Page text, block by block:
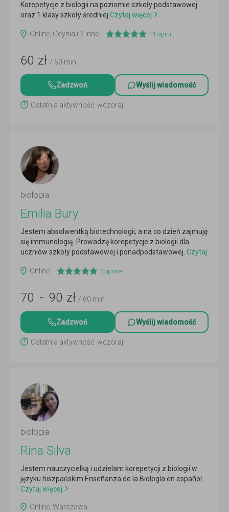
Korepetycje z biologii na poziomie szkoły podstawowej
oraz 1 klasy szkoły średniej Czytaj więcej
Online, Gdynia i 2 inne 11 opinii
60 zł / 60 min
Zadzwoń Wyślij wiadomość
Ostatnia aktywność: wczoraj
biologia
Emilia Bury
Jestem absolwentką biotechnologii, a na co dzień zajmuję
się immunologią. Prowadzę korepetycje z biologii dla
uczniów szkoły podstawowej i ponadpodstawowej. Czytaj
Online
2opinie
70 - 90 zł / 60 min
Zadzwoń Wyślij wiadomość
Ostatnia aktywność: wczoraj
biologia
Rina Silva
Jestem nauczycielką i udzielam korepetycji z biologii w
języku hiszpańskim Enseñanza de la Biología en español
Czytaj więcej
Online, Warszawa